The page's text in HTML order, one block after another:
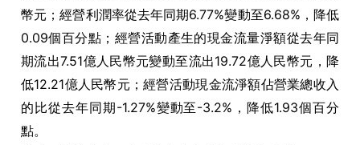
幣元；經營利潤率從去年同期6.77%變動至6.68%，降低
0.09個百分點；經營活動產生的現金流量淨額從去年同
期流出7.51億人民幣元變動至流出19.72億人民幣元，降
低12.21億人民幣元；經營活動現金流淨額佔營業總收入
的比從去年同期-1.27%變動至-3.2%，降低1.93個百分
點。